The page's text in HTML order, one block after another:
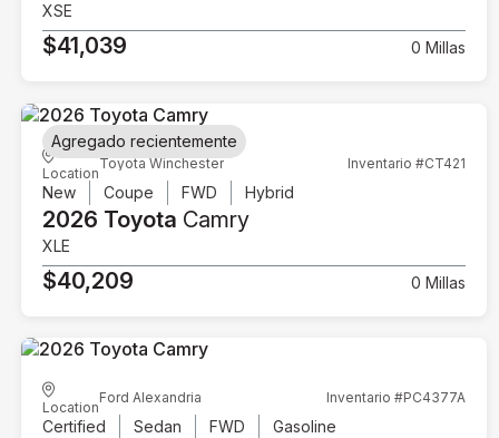
XSE
$41,039 0 Millas
Location
Toyota Winchester Inventario #CT421
New Coupe FWD Hybrid
2026 Toyota Camry
XLE
$40,209 0 Millas
Agregado recientemente
Location
Ford Alexandria Inventario #PC4377A
Certified Sedan FWD Gasoline